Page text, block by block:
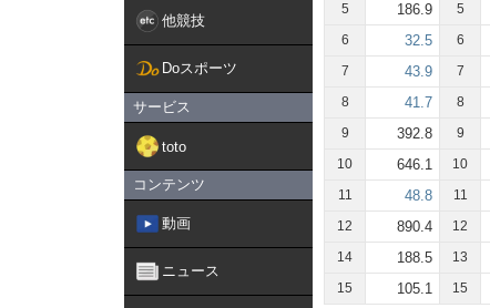
他競技
Doスポーツ
サービス
toto
コンテンツ
動画
ニュース
5 186.9
6 32.5
7 43.9
8 41.7
9 392.8
10 646.1
11 48.8
12 890.4
14 188.5
15 105.1
5
6
7
8
9
10
11
12
13
15